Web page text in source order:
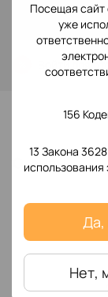
Посещая сайт
уже
156
13 Закона
Да,
Нет,
Войтидля
Отзывы